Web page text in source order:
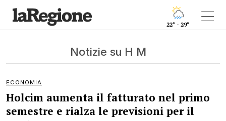
22° - 29°
Notizie su H M
ECONOMIA
Holcim aumenta il fatturato nel primo
semestre e rialza le previsioni per il